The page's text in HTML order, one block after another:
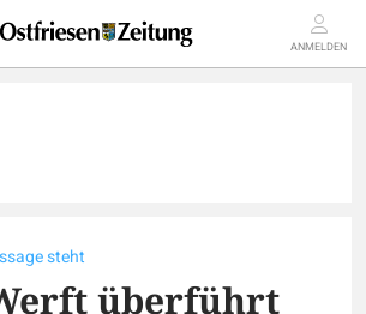
ANMELDEN
steht
überführt